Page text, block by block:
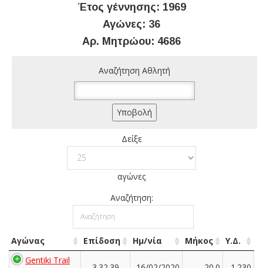
Έτος γέννησης: 1969
Αγώνες: 36
Αρ. Μητρώου: 4686
Αναζήτηση Αθλητή
Δείξε
αγώνες
Αναζήτηση:
Αγώνας Επίδοση Ημ/νία Μήκος
Υ.Δ.
Gentiki Trail